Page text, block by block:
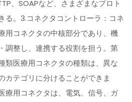
、SOAPなど、さまざまなプロト
る。3.コネクタコントローラ：コネ
用コネクタの中核部分であり、機
調整し、連携する役割を担う。第
類医療用コネクタの種類は、異な
カテゴリに分けることができま
療用コネクタは、電気、信号、ガ